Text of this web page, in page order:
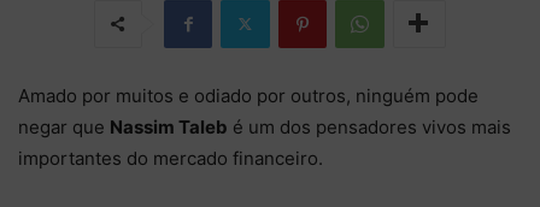
Amado por muitos e odiado por outros, ninguém pode
negar que Nassim Taleb é um dos pensadores vivos mais
importantes do mercado financeiro.